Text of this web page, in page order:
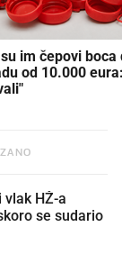
su im čepovi boca
od 10.000
vlak HŽ-a
se sudario